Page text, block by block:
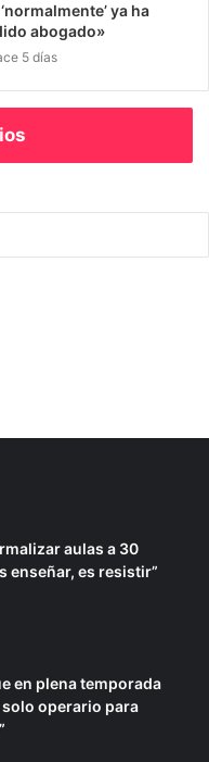
ya ha
abogado»
5 días
aulas a 30
enseñar, es resistir”
en plena temporada
operario para